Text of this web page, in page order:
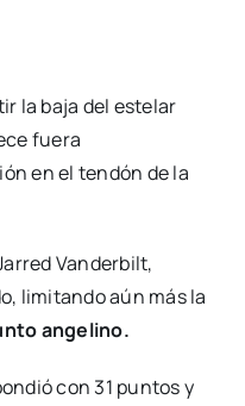
la baja del estelar
fuera
en el tendón de la
Vanderbilt,
limitando aún más la
angelino.
con 31 puntos y